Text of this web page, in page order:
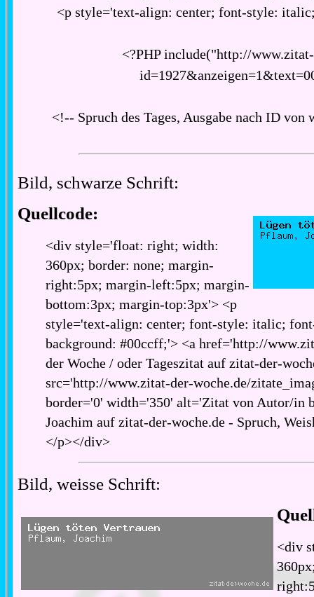
<p style='text-align: center; font-style:
<?PHP include("http://
<!-- Spruch des Tages, Ausgabe nach ID
Bild, schwarze Schrift:
Quellcode:
<div style='float: right; width:
360px; border: none; margin-
right:5px; margin-left:5px; margin-
bottom:3px; margin-top:3px'> <p
style='text-align: center; font-style: italic;
background: #00ccff;'> <a href='http://
der Woche / oder Tageszitat auf zitat-der-
src='http://www.zitat-der-woche.de/
border='0' width='350' alt='Zitat von Autor/in
Joachim auf zitat-der-woche.de - Spruch,
</p></div>
Bild, weisse Schrift:
<div